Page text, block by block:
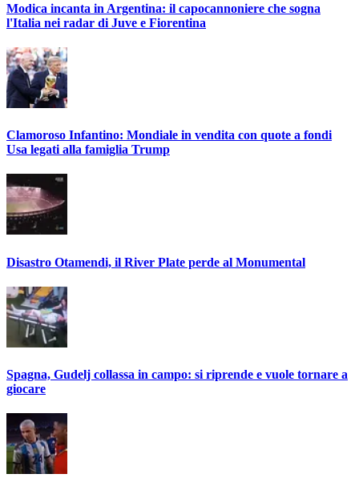
Modica incanta in Argentina: il capocannoniere che sogna
l'Italia nei radar di Juve e Fiorentina
Clamoroso Infantino: Mondiale in vendita con quote a fondi
Usa legati alla famiglia Trump
Disastro Otamendi, il River Plate perde al Monumental
Spagna, Gudelj collassa in campo: si riprende e vuole tornare a
giocare